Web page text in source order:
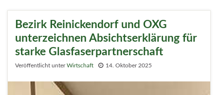
Bezirk Reinickendorf und OXG
unterzeichnen Absichtserklärung für
starke Glasfaserpartnerschaft
Veröffentlicht unterWirtschaft 14. Oktober 2025